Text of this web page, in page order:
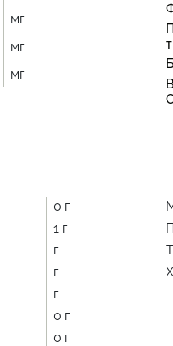
мг
мг
мг
0 г
1 г
г
г
г
0 г
0 г